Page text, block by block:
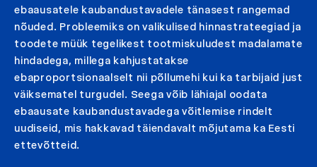
ebaausatele kaubandustavadele tänasest rangemad
nõuded. Probleemiks on valikulised hinnastrateegiad ja
toodete müük tegelikest tootmiskuludest madalamate
hindadega, millega kahjustatakse
ebaproportsionaalselt nii põllumehi kui ka tarbijaid just
väiksematel turgudel. Seega võib lähiajal oodata
ebaausate kaubandustavadega võitlemise rindelt
uudiseid, mis hakkavad täiendavalt mõjutama ka Eesti
ettevõtteid.